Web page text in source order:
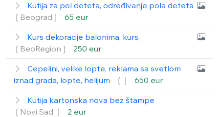
Kutija za pol deteta, određivanje pola deteta
❲Beograd❳
65 eur
Kurs dekoracije balonima, kurs,
❲BeoRegion❳
250 eur
Cepelini, velike lopte, reklama sa svetlom
iznad grada, lopte, helijum
❲❳ 650 eur
Kutija kartonska nova bez štampe
❲Novi Sad ❳
2 eur